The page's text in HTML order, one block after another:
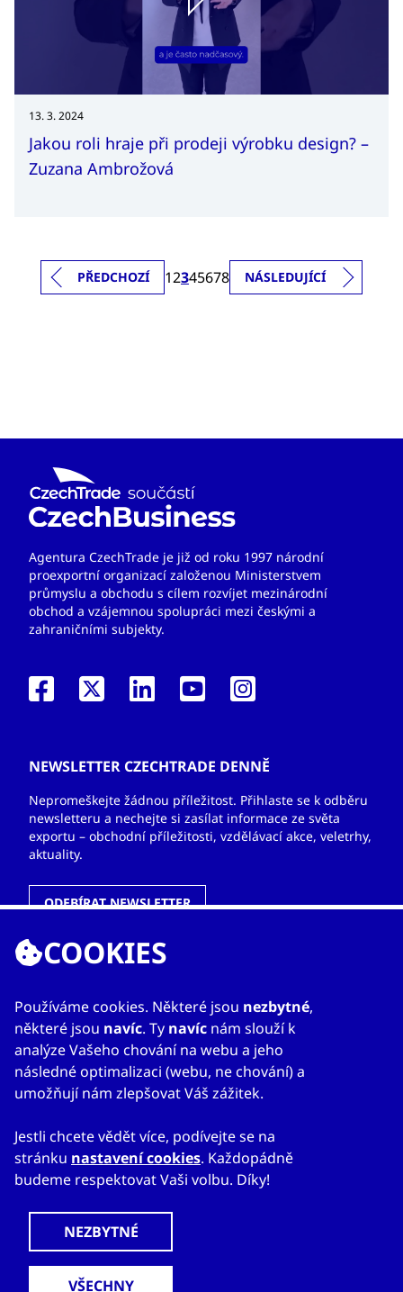
13. 3. 2024
Jakou roli hraje při prodeji výrobku design? –
Zuzana Ambrožová
PŘEDCHOZÍ 12345678 NÁSLEDUJÍCÍ
Agentura CzechTrade je již od roku 1997 národní
proexportní organizací založenou Ministerstvem
průmyslu a obchodu s cílem rozvíjet mezinárodní
obchod a vzájemnou spolupráci mezi českými a
zahraničními subjekty.
NEWSLETTER CZECHTRADE DENNĚ
Nepromeškejte žádnou příležitost. Přihlaste se k odběru
newsletteru a nechejte si zasílat informace ze světa
exportu – obchodní příležitosti, vzdělávací akce, veletrhy,
aktuality.
ODEBÍRAT NEWSLETTER
ODKAZY
O nás
Zahraniční kanceláře
Služby
Kontakty
© 2023
CzechTrade
Mapa webu
COOKIES
Používáme cookies. Některé jsou nezbytné,
některé jsou navíc. Ty navíc nám slouží k
analýze Vašeho chování na webu a jeho
následné optimalizaci (webu, ne chování) a
umožňují nám zlepšovat Váš zážitek.
Jestli chcete vědět více, podívejte se na
stránku nastavení cookies. Každopádně
budeme respektovat Vaši volbu. Díky!